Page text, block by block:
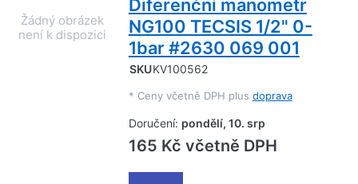
Diferenční manometr
NG100 TECSIS 1/2" 0-
1bar #2630 069 001
SKUKV100562
* Ceny včetně DPH plus doprava
Doručení: pondělí, 10. srp
165 Kč včetně DPH